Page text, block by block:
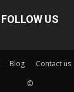
FOLLOW US
Blog Contact us
©